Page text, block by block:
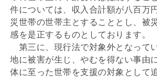
件については、収入合計額が八百万
災世帯の世帯主とすることとし、被
感を是正するものとしております。
第三に、現行法で対象外となって
地に被害が生じ、やむを得ない事由
体に至った世帯を支援の対象として